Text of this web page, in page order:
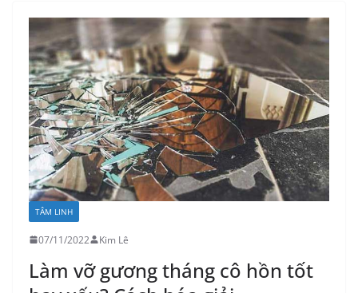
TÂM LINH
07/11/2022 Kim Lê
Làm vỡ gương tháng cô hồn tốt